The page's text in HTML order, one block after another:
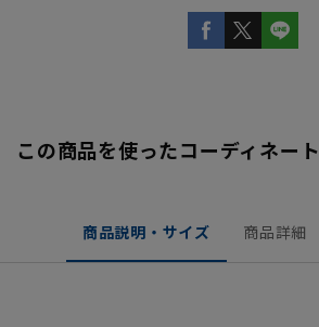
この商品を使ったコーディネート
商品説明・サイズ 商品詳細